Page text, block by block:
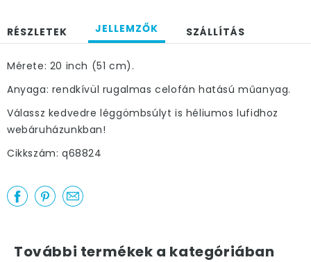
RÉSZLETEK JELLEMZŐK SZÁLLÍTÁS
Mérete: 20 inch (51 cm).
Anyaga: rendkívül rugalmas celofán hatású műanyag.
Válassz kedvedre léggömbsúlyt is héliumos lufidhoz
webáruházunkban!
Cikkszám: q68824
További termékek a kategóriában